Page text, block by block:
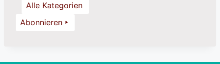
Alle Kategorien
Abonnieren